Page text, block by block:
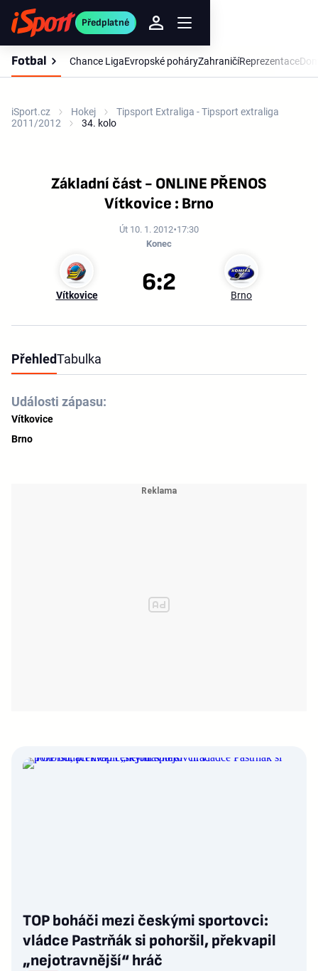
Předplatné
Fotbal Chance LigaEvropské poháryZahraničíReprezentace
iSport.cz Hokej
Tipsport Extraliga - Tipsport extraliga
2011/2012
34. kolo
Základní část - ONLINE PŘENOS
Vítkovice : Brno
Út 10. 1. 2012 17:30
Konec
Vítkovice Brno
6:2
PřehledTabulka
Události zápasu:
Vítkovice
Brno
TOP boháči mezi českými sportovci:
vládce Pastrňák si pohoršil, překvapil
„nejotravnější“ hráč